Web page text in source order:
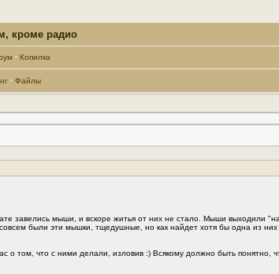
кроме радио
· Копилка
· Файлы
завелись мыши, и вскоре житья от них не стало. Мыши выходили
были эти мышки, тщедушные, но как найдет хотя бы одна из них
о том, что с ними делали, изловив :) Всякому должно быть понятно,